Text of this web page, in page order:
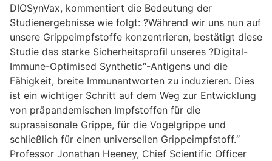
DIOSynVax, kommentiert die Bedeutung der
Studienergebnisse wie folgt: ?Während wir uns nun auf
unsere Grippeimpfstoffe konzentrieren, bestätigt diese
Studie das starke Sicherheitsprofil unseres ?Digital-
Immune-Optimised Synthetic“-Antigens und die
Fähigkeit, breite Immunantworten zu induzieren. Dies
ist ein wichtiger Schritt auf dem Weg zur Entwicklung
von präpandemischen Impfstoffen für die
suprasaisonale Grippe, für die Vogelgrippe und
schließlich für einen universellen Grippeimpfstoff.“
Professor Jonathan Heeney, Chief Scientific Officer